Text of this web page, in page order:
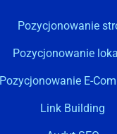
Pozycjonowanie
Pozycjonowanie
Pozycjonowanie E-
Link Building